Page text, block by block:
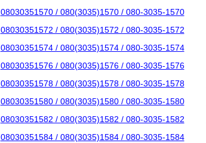
08030351570 / 080(3035)1570 / 080-3035-1570
08030351572 / 080(3035)1572 / 080-3035-1572
08030351574 / 080(3035)1574 / 080-3035-1574
08030351576 / 080(3035)1576 / 080-3035-1576
08030351578 / 080(3035)1578 / 080-3035-1578
08030351580 / 080(3035)1580 / 080-3035-1580
08030351582 / 080(3035)1582 / 080-3035-1582
08030351584 / 080(3035)1584 / 080-3035-1584